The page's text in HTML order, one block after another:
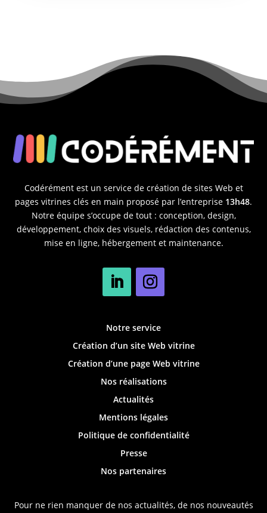
Codérément est un service de création de sites Web et
pages vitrines clés en main proposé par l’entreprise 13h48.
Notre équipe s’occupe de tout : conception, design,
développement, choix des visuels, rédaction des contenus,
mise en ligne, hébergement et maintenance.
Notre service
Création d’un site Web vitrine
Création d’une page Web vitrine
Nos réalisations
Actualités
Mentions légales
Politique de confidentialité
Presse
Nos partenaires
Pour ne rien manquer de nos actualités, de nos nouveautés